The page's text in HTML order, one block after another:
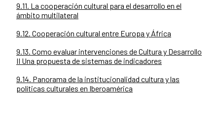
9.11. La cooperación cultural para el desarrollo en el
ámbito multilateral
9.12. Cooperación cultural entre Europa y África
9.13. Como evaluar intervenciones de Cultura y Desarrollo
II Una propuesta de sistemas de indicadores
9.14. Panorama de la institucionalidad cultura y las
políticas culturales en Iberoamérica